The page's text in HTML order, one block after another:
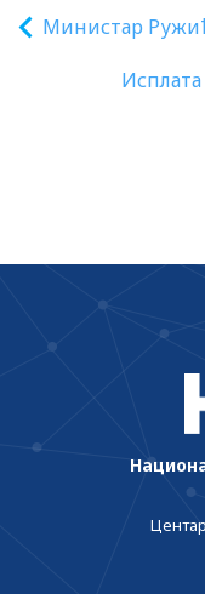
Министар